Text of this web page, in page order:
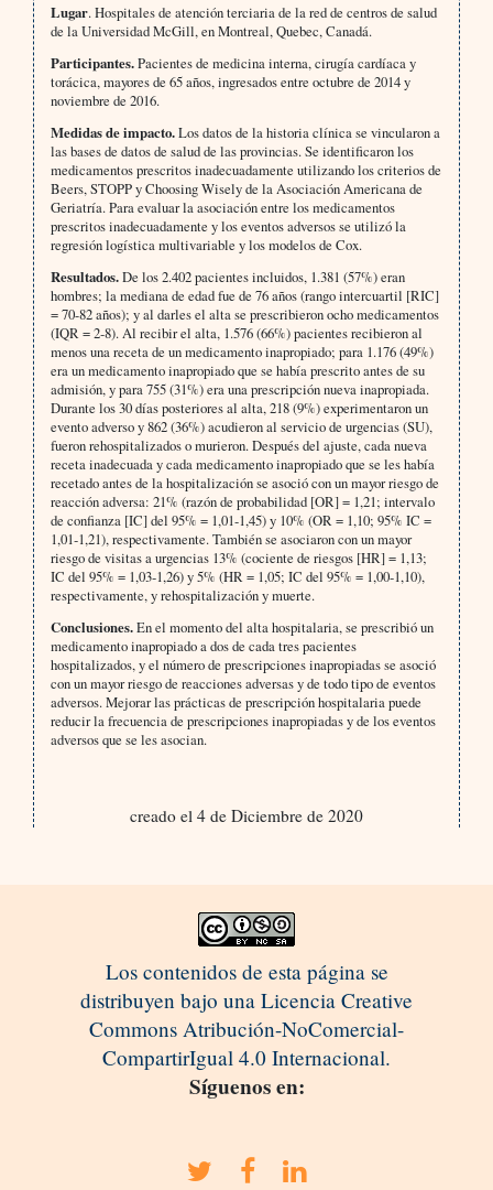
Lugar. Hospitales de atención terciaria de la red de centros de salud
de la Universidad McGill, en Montreal, Quebec, Canadá.
Participantes.Pacientes de medicina interna, cirugía cardíaca y
torácica, mayores de 65 años, ingresados entre octubre de 2014 y
noviembre de 2016.
Medidas de impacto.Los datos de la historia clínica se vincularon a
las bases de datos de salud de las provincias. Se identificaron los
medicamentos prescritos inadecuadamente utilizando los criterios de
Beers, STOPP y Choosing Wisely de la Asociación Americana de
Geriatría. Para evaluar la asociación entre los medicamentos
prescritos inadecuadamente y los eventos adversos se utilizó la
regresión logística multivariable y los modelos de Cox.
Resultados.De los 2.402 pacientes incluidos, 1.381 (57%) eran
hombres; la mediana de edad fue de 76 años (rango intercuartil [RIC]
= 70-82 años); y al darles el alta se prescribieron ocho medicamentos
(IQR = 2‐8). Al recibir el alta, 1.576 (66%) pacientes recibieron al
menos una receta de un medicamento inapropiado; para 1.176 (49%)
era un medicamento inapropiado que se había prescrito antes de su
admisión, y para 755 (31%) era una prescripción nueva inapropiada.
Durante los 30 días posteriores al alta, 218 (9%) experimentaron un
evento adverso y 862 (36%) acudieron al servicio de urgencias (SU),
fueron rehospitalizados o murieron. Después del ajuste, cada nueva
receta inadecuada y cada medicamento inapropiado que se les había
recetado antes de la hospitalización se asoció con un mayor riesgo de
reacción adversa: 21% (razón de probabilidad [OR] = 1,21; intervalo
de confianza [IC] del 95% = 1,01‐1,45) y 10% (OR = 1,10; 95% IC =
1,01‐1,21), respectivamente. También se asociaron con un mayor
riesgo de visitas a urgencias 13% (cociente de riesgos [HR] = 1,13;
IC del 95% = 1,03‐1,26) y 5% (HR = 1,05; IC del 95% = 1,00‐1,10),
respectivamente, y rehospitalización y muerte.
Conclusiones.En el momento del alta hospitalaria, se prescribió un
medicamento inapropiado a dos de cada tres pacientes
hospitalizados, y el número de prescripciones inapropiadas se asoció
con un mayor riesgo de reacciones adversas y de todo tipo de eventos
adversos. Mejorar las prácticas de prescripción hospitalaria puede
reducir la frecuencia de prescripciones inapropiadas y de los eventos
adversos que se les asocian.
creado el 4 de Diciembre de 2020
Los contenidos de esta página se
distribuyen bajo una Licencia Creative
Commons Atribución-NoComercial-
CompartirIgual 4.0 Internacional.
Síguenos en: